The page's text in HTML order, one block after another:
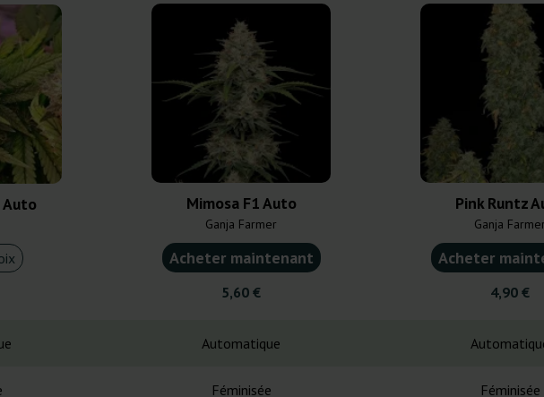
Auto Mimosa F1 Auto
Ganja Farmer
Acheter maintenant
5,60 €
Pink Runtz
Ganja Farmer
Acheter
4,90 €
Automatique
Féminisée Féminisée